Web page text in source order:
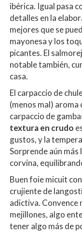
ibérica. Igual pasa
detalles en la
mejores que se
mayonesa y los
picantes. El
notable también,
casa.
El carpaccio de
(menos mal)
carpaccio de
textura en crudo
gustos, y la
Sorprende aún más
corvina,
Buen foie micuit
crujiente de
adictiva. Convence
mejillones, algo
tener algo más de